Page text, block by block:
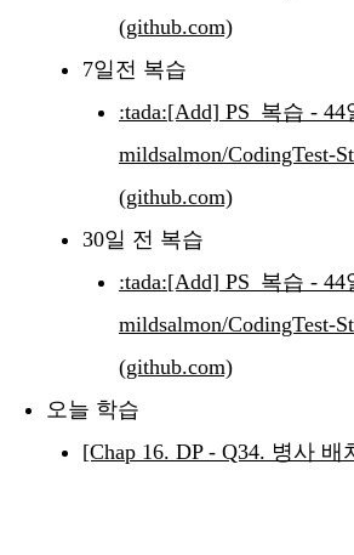
(github.com)
7일전 복습
:tada:[Add] PS_복습 - 44
mildsalmon/CodingTest-
(github.com)
30일 전 복습
:tada:[Add] PS_복습 - 44
mildsalmon/CodingTest-
(github.com)
오늘 학습
[Chap 16. DP - Q34. 병사 배